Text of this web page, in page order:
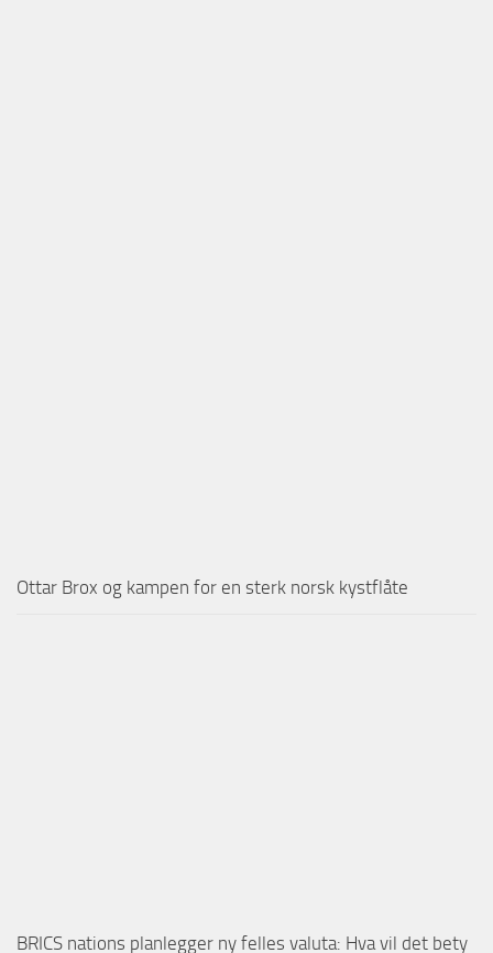
Ottar Brox og kampen for en sterk norsk kystflåte
BRICS nations planlegger ny felles valuta: Hva vil det bety